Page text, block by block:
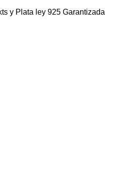
y Plata ley 925 Garantizada